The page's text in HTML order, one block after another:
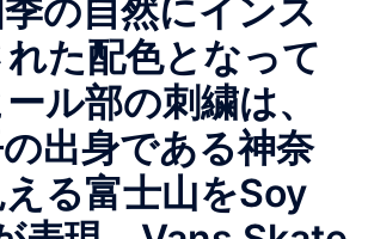
の自然にインス
た配色となって
ル部の刺繍は、
出身である神奈
る富士山をSoy